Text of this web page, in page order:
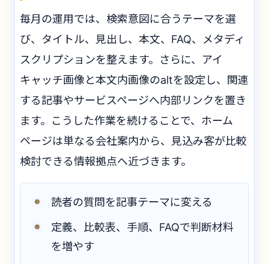
毎月の運用では、検索意図に合うテーマを選
び、タイトル、見出し、本文、FAQ、メタディ
スクリプションを整えます。さらに、アイ
キャッチ画像と本文内画像のaltを設定し、関連
する記事やサービスページへ内部リンクを置き
ます。こうした作業を続けることで、ホーム
ページは単なる会社案内から、見込み客が比較
検討できる情報拠点へ近づきます。
読者の質問を記事テーマに変える
定義、比較表、手順、FAQで判断材料
を増やす